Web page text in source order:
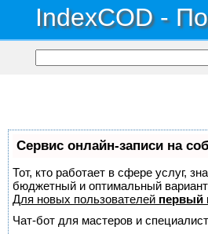
IndexCOD -
Сервис онлайн-записи на
Тот, кто работает в сфере услуг,
бюджетный и оптимальный
Для новых пользователей первый
Чат-бот для мастеров и